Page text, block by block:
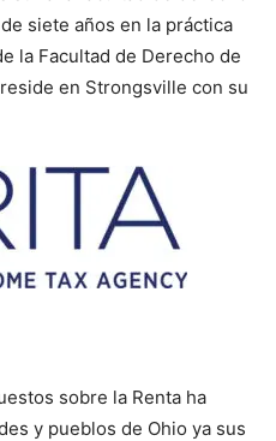
siete años en la práctica
la Facultad de Derecho de
en Strongsville con su
sobre la Renta ha
y pueblos de Ohio ya sus